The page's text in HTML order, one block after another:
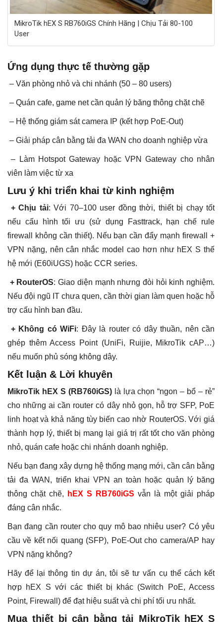
MikroTik hEX S RB760iGS Chính Hãng | Chịu Tải 80-100
User
Ứng dụng thực tế thường gặp
– Văn phòng nhỏ và chi nhánh (50 – 80 users)
– Quán cafe, game net cần quản lý băng thông chặt chẽ
– Hệ thống giám sát camera IP (kết hợp PoE-Out)
– Giải pháp cân bằng tải đa WAN cho doanh nghiệp vừa
– Làm Hotspot Gateway hoặc VPN Gateway cho nhân
viên làm việc từ xa
Lưu ý khi triển khai từ kinh nghiệm
+ Chịu tải: Với 70–100 user đồng thời, thiết bị chạy tốt
nếu cấu hình tối ưu (sử dụng Fasttrack, hạn chế rule
firewall không cần thiết). Nếu bạn cần đẩy mạnh firewall +
VPN nặng, nên cân nhắc model cao hơn như hEX S thế
hệ mới (E60iUGS) hoặc CCR series.
+ RouterOS: Giao diện mạnh nhưng đòi hỏi kinh nghiệm.
Nếu đội ngũ IT chưa quen, cần thời gian làm quen hoặc hỗ
trợ cấu hình ban đầu.
+ Không có WiFi: Đây là router có dây thuần, nên cần
ghép thêm Access Point (UniFi, Ruijie, MikroTik cAP…)
nếu muốn phủ sóng không dây.
Kết luận & Lời khuyên
MikroTik hEX S (RB760iGS)là lựa chọn “ngon – bổ – rẻ”
cho những ai cần router có dây nhỏ gọn, hỗ trợ SFP, PoE
linh hoạt và khả năng tùy biến cao nhờ RouterOS. Với giá
thành hợp lý, thiết bị mang lại giá trị rất tốt cho văn phòng
nhỏ, quán cafe hoặc chi nhánh doanh nghiệp.
Nếu bạn đang xây dựng hệ thống mạng mới, cần cân bằng
tải đa WAN, triển khai VPN an toàn hoặc quản lý băng
thông chặt chẽ,
hEX S RB760iGS vẫn là một giải pháp
đáng cân nhắc.
Bạn đang cần router cho quy mô bao nhiêu user? Có yêu
cầu về kết nối quang (SFP), PoE-Out cho camera/AP hay
VPN nặng không?
Hãy để lại thông tin dự án, tôi sẽ tư vấn cụ thể cách kết
hợp hEX S với các thiết bị khác (Switch PoE, Access
Point, Firewall) để đạt hiệu suất và chi phí tối ưu nhất.
Mua thiết bị cân bằng tải MikroTik hEX S